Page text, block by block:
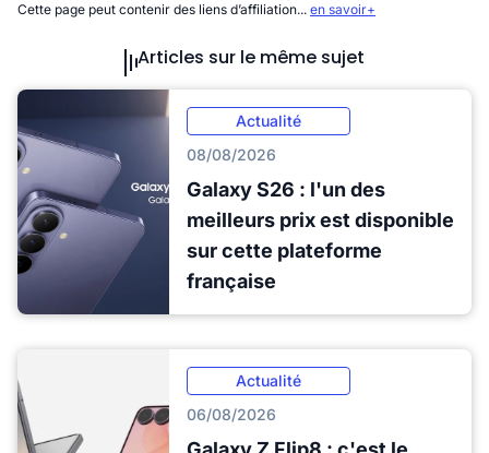
Cette page peut contenir des liens d’affiliation... en savoir+
Articles sur le même sujet
Actualité
08/08/2026
Galaxy S26 : l'un des
meilleurs prix est disponible
sur cette plateforme
française
Actualité
06/08/2026